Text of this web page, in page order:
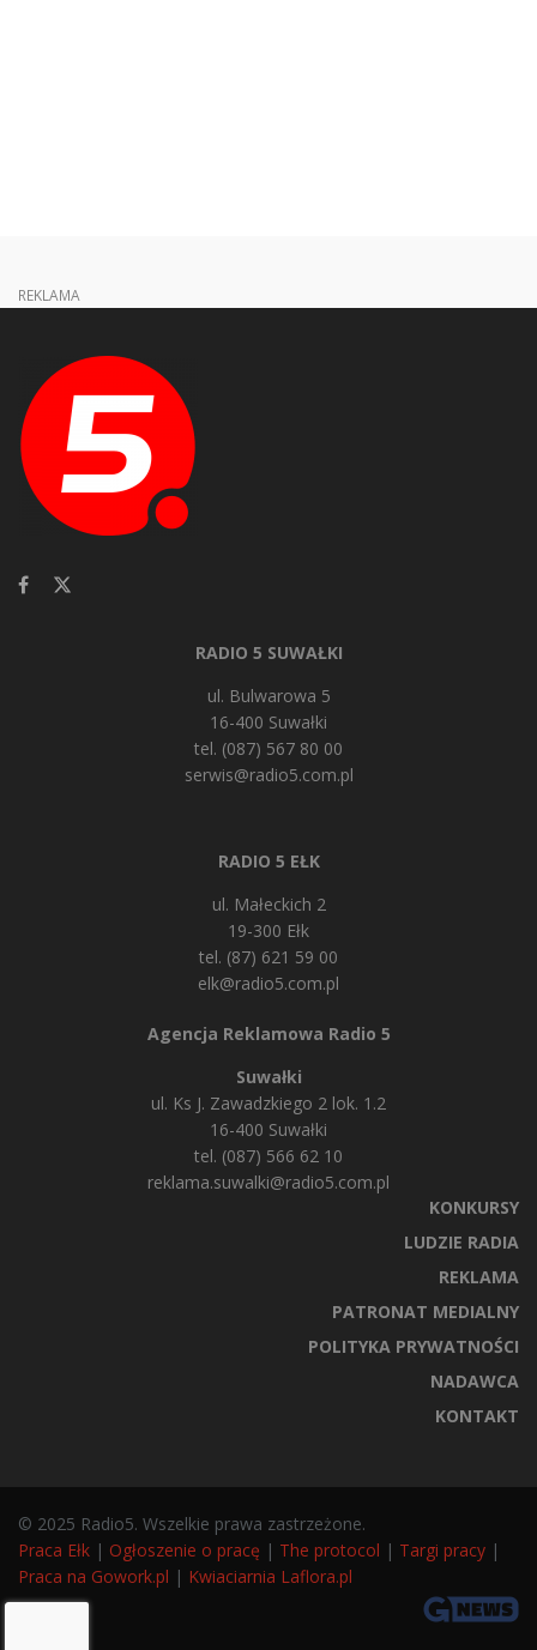
REKLAMA
RADIO 5 SUWAŁKI
ul. Bulwarowa 5
16-400 Suwałki
tel. (087) 567 80 00
serwis@radio5.com.pl
RADIO 5 EŁK
ul. Małeckich 2
19-300 Ełk
tel. (87) 621 59 00
elk@radio5.com.pl
Agencja Reklamowa Radio 5
Suwałki
ul. Ks J. Zawadzkiego 2 lok. 1.2
16-400 Suwałki
tel. (087) 566 62 10
reklama.suwalki@radio5.com.pl
KONKURSY
LUDZIE RADIA
REKLAMA
PATRONAT MEDIALNY
POLITYKA PRYWATNOŚCI
NADAWCA
KONTAKT
© 2025 Radio5. Wszelkie prawa zastrzeżone.
Praca Ełk | Ogłoszenie o pracę | The protocol | Targi pracy |
Praca na Gowork.pl | Kwiaciarnia Laflora.pl